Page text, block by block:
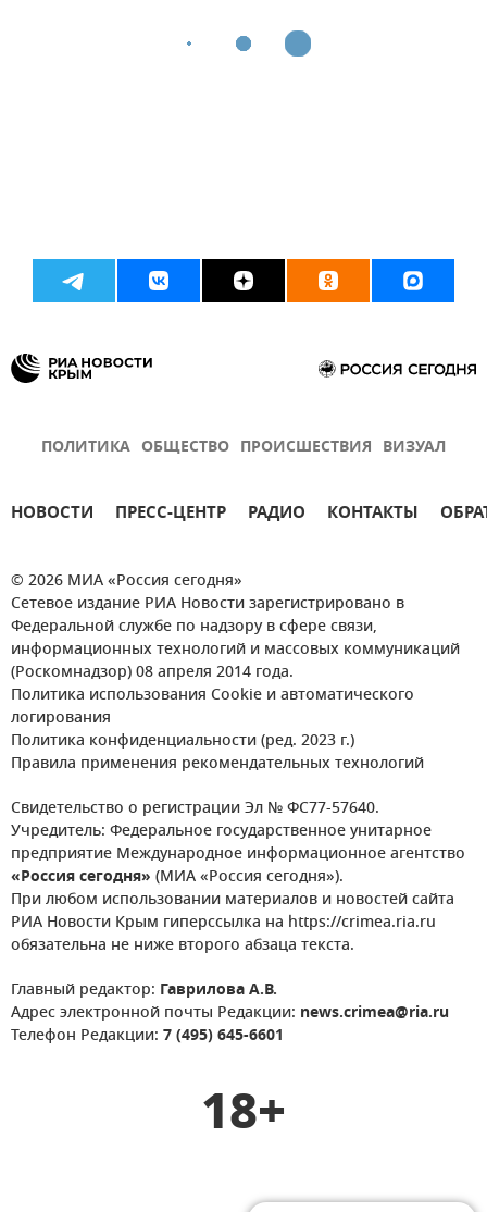
ПОЛИТИКА ОБЩЕСТВО ПРОИСШЕСТВИЯ ВИЗУАЛ
НОВОСТИ ПРЕСС-ЦЕНТР РАДИО КОНТАКТЫ
© 2026 МИА «Россия сегодня»
Сетевое издание РИА Новости зарегистрировано в
Федеральной службе по надзору в сфере связи,
информационных технологий и массовых коммуникаций
(Роскомнадзор) 08 апреля 2014 года.
Политика использования Cookie и автоматического
логирования
Политика конфиденциальности (ред. 2023 г.)
Правила применения рекомендательных технологий
Свидетельство о регистрации Эл № ФС77-57640.
Учредитель: Федеральное государственное унитарное
предприятие Международное информационное агентство
«Россия сегодня» (МИА «Россия сегодня»).
При любом использовании материалов и новостей сайта
РИА Новости Крым гиперссылка на https://crimea.ria.ru
обязательна не ниже второго абзаца текста.
Главный редактор: Гаврилова А.В.
Адрес электронной почты Редакции: news.crimea@ria.ru
Телефон Редакции: 7 (495) 645-6601
18+